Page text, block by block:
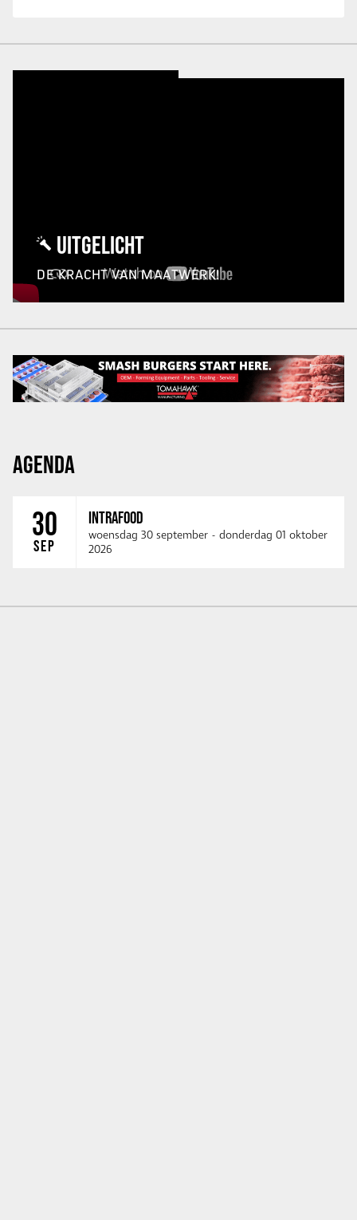
UITGELICHT
DE KRACHT VAN MAATWERK!
AGENDA
30
SEP
INTRAFOOD
woensdag 30 september - donderdag 01 oktober
2026